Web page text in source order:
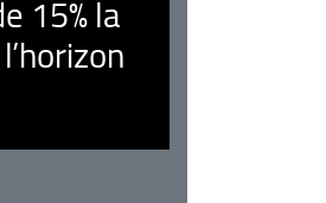
15% la